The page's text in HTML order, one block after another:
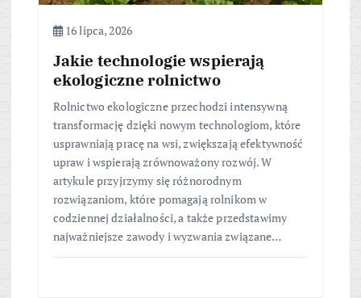
16 lipca, 2026
Jakie technologie wspierają
ekologiczne rolnictwo
Rolnictwo ekologiczne przechodzi intensywną
transformację dzięki nowym technologiom, które
usprawniają pracę na wsi, zwiększają efektywność
upraw i wspierają zrównoważony rozwój. W
artykule przyjrzymy się różnorodnym
rozwiązaniom, które pomagają rolnikom w
codziennej działalności, a także przedstawimy
najważniejsze zawody i wyzwania związane…